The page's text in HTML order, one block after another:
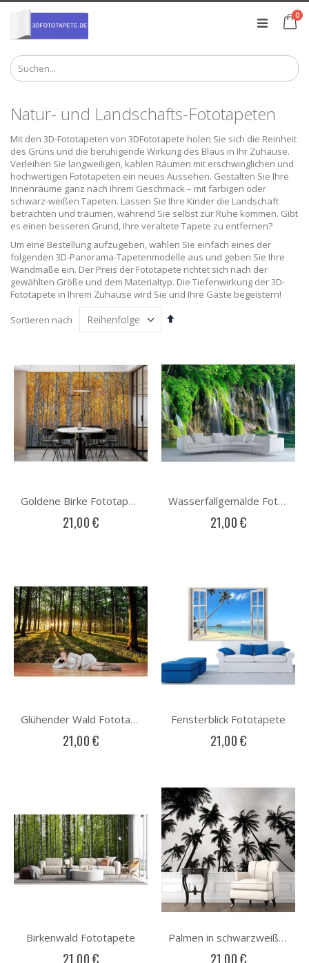
springen
0
Natur- und Landschafts-Fototapeten
Mit den 3D-Fototapeten von 3DFototapete holen Sie sich die Reinheit
des Grüns und die beruhigende Wirkung des Blaus in Ihr Zuhause.
Verleihen Sie langweiligen, kahlen Räumen mit erschwinglichen und
hochwertigen Fototapeten ein neues Aussehen. Gestalten Sie Ihre
Innenräume ganz nach Ihrem Geschmack – mit farbigen oder
schwarz-weißen Tapeten. Lassen Sie Ihre Kinder die Landschaft
betrachten und träumen, während Sie selbst zur Ruhe kommen. Gibt
es einen besseren Grund, Ihre veraltete Tapete zu entfernen?
Um eine Bestellung aufzugeben, wählen Sie einfach eines der
folgenden 3D-Panorama-Tapetenmodelle aus und geben Sie Ihre
Wandmaße ein. Der Preis der Fototapete richtet sich nach der
gewählten Größe und dem Materialtyp. Die Tiefenwirkung der 3D-
Fototapete in Ihrem Zuhause wird Sie und Ihre Gäste begeistern!
Sortieren nach
Absteigend
Goldene Birke Fototapete
21,00 €
Wasserfallgemälde Fototapete
21,00 €
Glühender Wald Fototapete
21,00 €
Fensterblick Fototapete
21,00 €
Birkenwald Fototapete
21,00 €
Palmen in schwarzweiß Fototapete
21,00 €